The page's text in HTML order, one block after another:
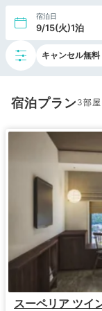
宿泊日
9/15(火)1泊
キャンセル無料
宿泊プラン3
スーペリア ツイ